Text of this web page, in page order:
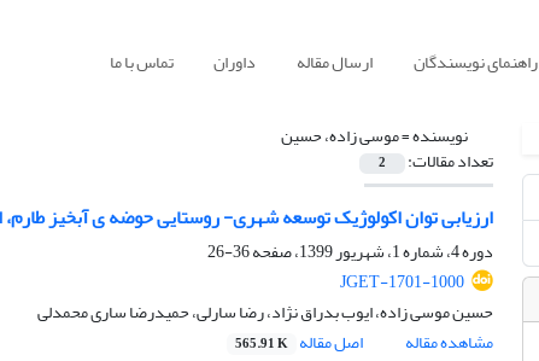
راهنمای نویسندگان ارسال مقاله داوران تماس با ما
نویسنده =موسی زاده، حسین
تعداد مقالات: 2
ارزیابی توان اکولوژیک توسعه شهری- روستایی حوضه ی آبخیز
دوره 4، شماره 1، شهریور 1399، صفحه
36-26
JGET-1701-1000
حسین موسی زاده، ایوب بدراق نژاد، رضا سارلی، حمیدرضا ساری محمدلی
مشاهده مقاله
اصل مقاله 565.91 K